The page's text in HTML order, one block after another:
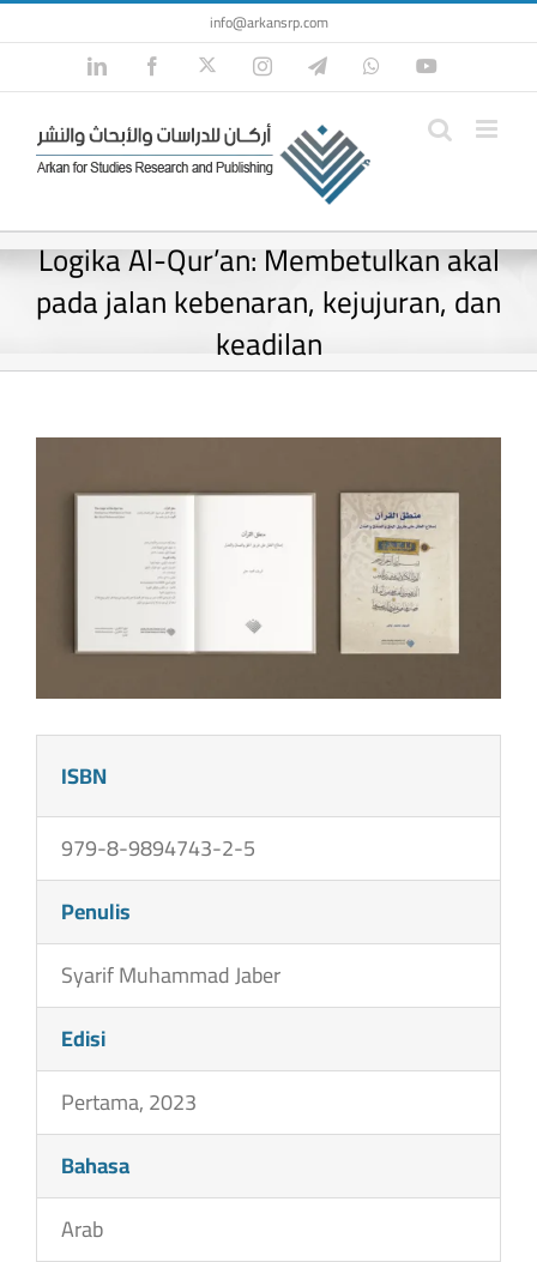
Skip
to
content
info@arkansrp.com
LinkedIn FacebookTwitterInstagramTelegramWhatsApp
Logika Al-Qur’an: Membetulkan akal
pada jalan kebenaran, kejujuran, dan
keadilan
Larger
ISBN
979-8-9894743-2-5
Penulis
Syarif Muhammad Jaber
Edisi
Pertama, 2023
Bahasa
Arab